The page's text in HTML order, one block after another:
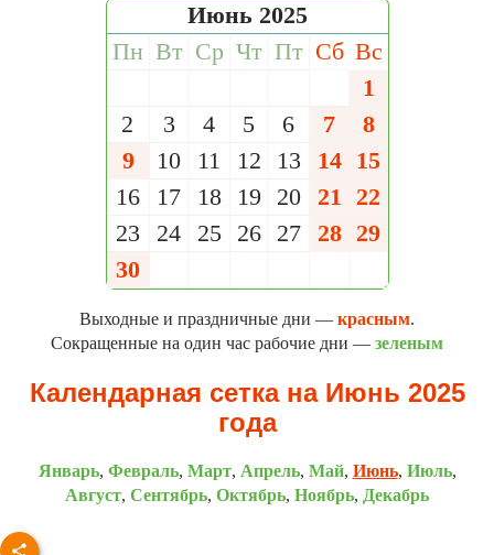
Июнь 2025
Пн Вт Ср Чт Пт Сб Вс
1
2
3 4 5 6 7
8
9
10 11 12 13 14 15
16
17 18 19 20 21 22
23
24 25 26 27 28 29
30
Выходные и праздничные дни — красным.
Cокращенные на один час рабочие дни — зеленым
Календарная сетка на Июнь 2025
года
Январь, Февраль, Март, Апрель, Май, Июнь, Июль,
Август, Сентябрь, Октябрь, Ноябрь, Декабрь